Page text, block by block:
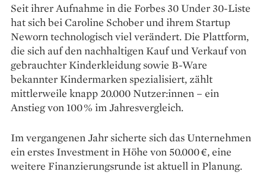
Seit ihrer Aufnahme in die Forbes 30 Under 30-Liste
hat sich bei Caroline Schober und ihrem Startup
Neworn technologisch viel verändert. Die Plattform,
die sich auf den nachhaltigen Kauf und Verkauf von
gebrauchter Kinderkleidung sowie B-Ware
bekannter Kindermarken spezialisiert, zählt
mittlerweile knapp 20.000 Nutzer:innen – ein
Anstieg von 100 % im Jahresvergleich.
Im vergangenen Jahr sicherte sich das Unternehmen
ein erstes Investment in Höhe von 50.000 €, eine
weitere Finanzierungsrunde ist aktuell in Planung.